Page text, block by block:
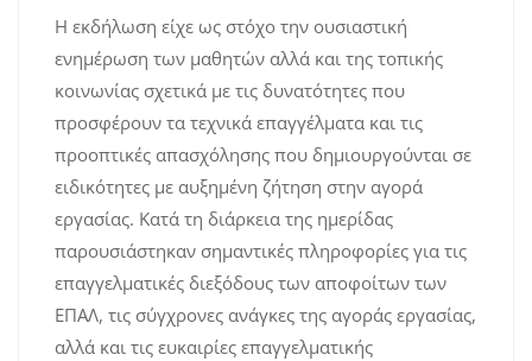
Η εκδήλωση είχε ως στόχο την ουσιαστική
ενημέρωση των μαθητών αλλά και της τοπικής
κοινωνίας σχετικά με τις δυνατότητες που
προσφέρουν τα τεχνικά επαγγέλματα και τις
προοπτικές απασχόλησης που δημιουργούνται σε
ειδικότητες με αυξημένη ζήτηση στην αγορά
εργασίας. Κατά τη διάρκεια της ημερίδας
παρουσιάστηκαν σημαντικές πληροφορίες για τις
επαγγελματικές διεξόδους των αποφοίτων των
ΕΠΑΛ, τις σύγχρονες ανάγκες της αγοράς εργασίας,
αλλά και τις ευκαιρίες επαγγελματικής